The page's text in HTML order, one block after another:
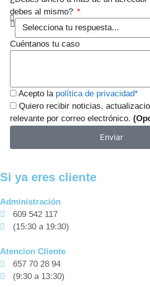
debes al mismo?
Cuéntanos tu caso
Acepto la política de privacidad*
Quiero recibir noticias,
relevante por correo electrónico.
Enviar
Si ya eres cliente
Administración
609 542 117
(15:30 a 19:30)
Atencion Cliente
657 70 28 94
(9:30 a 13:30)